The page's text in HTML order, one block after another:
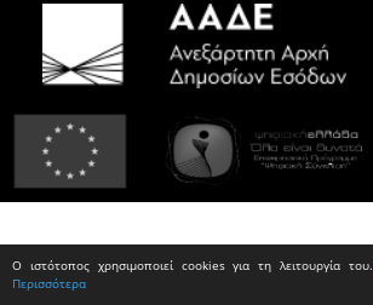
Ο ιστότοπος χρησιμοποιεί cookies για τη λειτουργία του.
Περισσότερα